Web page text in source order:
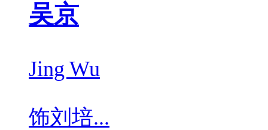
吴京
Jing Wu
饰刘培...